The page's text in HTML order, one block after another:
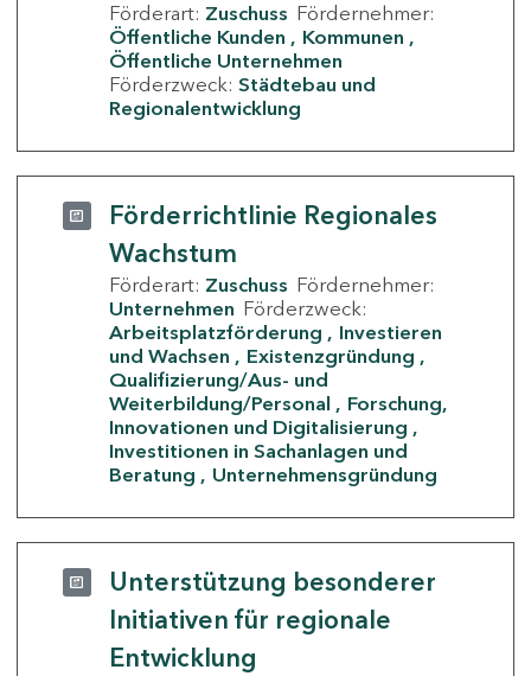
Förderart: Zuschuss Fördernehmer:
Öffentliche Kunden
Kommunen
Öffentliche Unternehmen
Förderzweck: Städtebau und
Regionalentwicklung
Förderrichtlinie Regionales
Wachstum
Förderart: Zuschuss Fördernehmer:
Unternehmen Förderzweck:
Arbeitsplatzförderung
Investieren
und Wachsen
Existenzgründung
Qualifizierung/Aus- und
Weiterbildung/Personal
Forschung,
Innovationen und Digitalisierung
Investitionen in Sachanlagen und
Beratung
Unternehmensgründung
Unterstützung besonderer
Initiativen für regionale
Entwicklung